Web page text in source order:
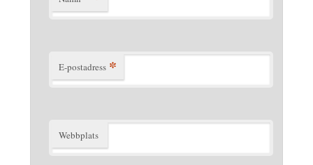
E-postadress *
Webbplats